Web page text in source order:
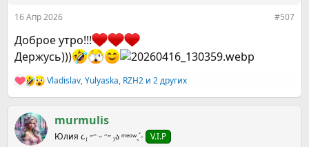
16 Апр 2026 #507
Доброе утро!!!
Держусь)))
Р
е
к
ц
и
Vladislav,Yulyaska, RZH2 и 2 других
murmulis
Юлия ૮₍ ˶ᵔ ᵕ ᵔ˶ ₎ა ᵐᵉᵒʷˎˊ˗ V.I.P